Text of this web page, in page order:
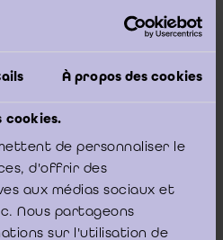
À propos des cookies
cookies.
de personnaliser le
d'offrir des
aux médias sociaux et
Nous partageons
sur l'utilisation de
biedt één stage aan
willen opdoen in